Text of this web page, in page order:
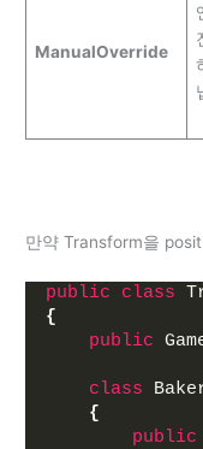
ManualOverride
만약 Transform을
public class
{
public
class
{
public